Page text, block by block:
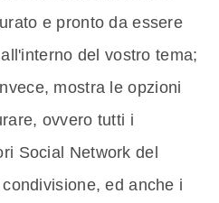
e pronto da essere
del vostro tema;
mostra le opzioni
ovvero tutti i
Social Network del
ed anche i